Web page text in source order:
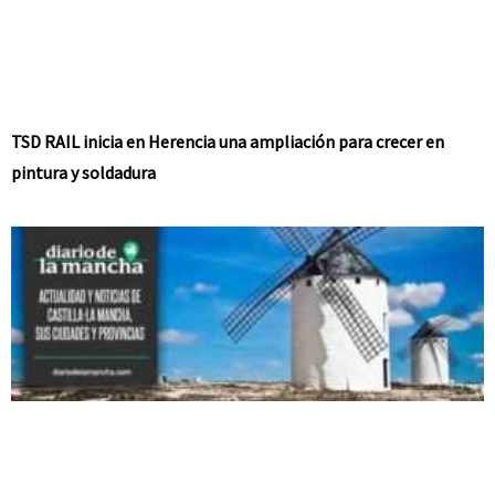
TSD RAIL inicia en Herencia una ampliación para crecer en
pintura y soldadura